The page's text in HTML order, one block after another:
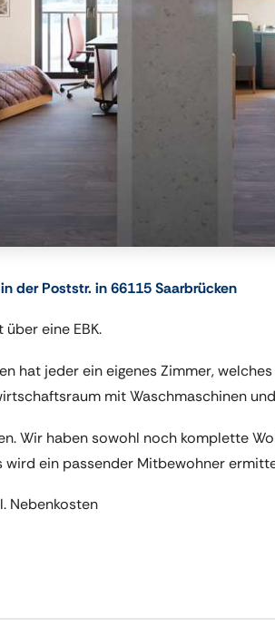
der Poststr. in 66115 Saarbrücken
eine EBK.
hat jeder ein eigenes Zimmer,
mit Waschmaschinen
Wir haben sowohl noch komplette
wird ein passender Mitbewohner
Nebenkosten